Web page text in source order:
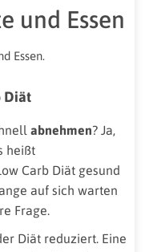
und Essen
Essen.
Diät
abnehmen? Ja,
heißt
Carb Diät gesund
auf sich warten
Frage.
Diät reduziert. Eine